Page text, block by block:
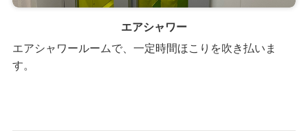
エアシャワー
エアシャワールームで、一定時間ほこりを吹き払いま
す。